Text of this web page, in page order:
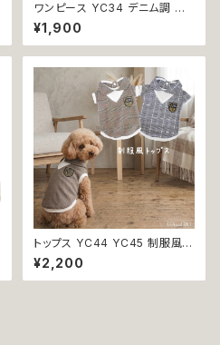
ワンピース YC34 デニム調 紺
レース シンプル 女の子 春 夏
犬 犬服 小型 猫 服 洋服 ペット
dog ドッグウェア おしゃれ かわ
¥1,900
トップス YC44 YC45 制服風
グレー ブラウン コスチューム コ
スプレ 仮装 女の子 男の子 犬
犬服 小型 猫 服 洋服 ペット do
¥2,200